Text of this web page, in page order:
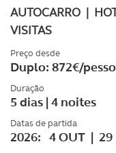
AUTOCARRO |
VISITAS
Preço desde
Duplo: 872€/
Duração
5 dias | 4 noites
Datas de partida
2026: 4 OUT | 29